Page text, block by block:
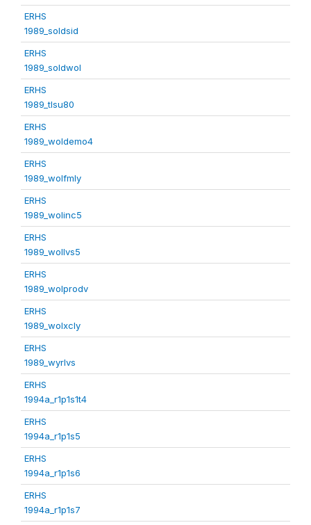
ERHS
1989_soldsid
ERHS
1989_soldwol
ERHS
1989_tlsu80
ERHS
1989_woldemo4
ERHS
1989_wolfmly
ERHS
1989_wolinc5
ERHS
1989_wollvs5
ERHS
1989_wolprodv
ERHS
1989_wolxcly
ERHS
1989_wyrlvs
ERHS
1994a_r1p1s1t4
ERHS
1994a_r1p1s5
ERHS
1994a_r1p1s6
ERHS
1994a_r1p1s7